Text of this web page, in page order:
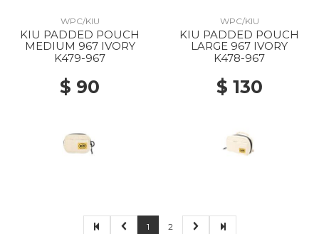
WPC/KIU
KIU PADDED POUCH
MEDIUM 967 IVORY
K479-967
$ 90
WPC/KIU
KIU PADDED POUCH
LARGE 967 IVORY
K478-967
$ 130
1 2